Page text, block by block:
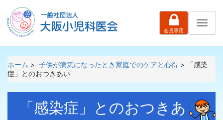
ナ
シ
ョ
会員専用
ホーム > 子供が病気になったとき家庭でのケアと心得 > 「感染
症」とのおつきあい
「感染症」とのおつきあ